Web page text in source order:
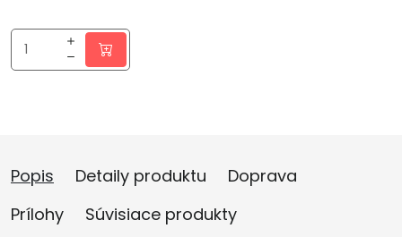
Popis Detaily produktu
Doprava
Prílohy
Súvisiace produkty